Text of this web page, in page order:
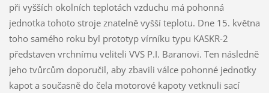
při vyšších okolních teplotách vzduchu má pohonná
jednotka tohoto stroje znatelně vyšší teplotu. Dne 15. května
toho samého roku byl prototyp vírníku typu KASKR-2
představen vrchnímu veliteli VVS P.I. Baranovi. Ten následně
jeho tvůrcům doporučil, aby zbavili válce pohonné jednotky
kapot a současně do čela motorové kapoty vetknuli sací